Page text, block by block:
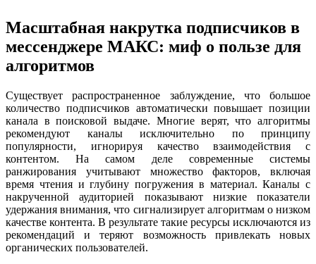
Масштабная накрутка подписчиков в
мессенджере МАКС: миф о пользе для
алгоритмов
Существует распространенное заблуждение, что большое
количество подписчиков автоматически повышает позиции
канала в поисковой выдаче. Многие верят, что алгоритмы
рекомендуют каналы исключительно по принципу
популярности, игнорируя качество взаимодействия с
контентом. На самом деле современные системы
ранжирования учитывают множество факторов, включая
время чтения и глубину погружения в материал. Каналы с
накрученной аудиторией показывают низкие показатели
удержания внимания, что сигнализирует алгоритмам о низком
качестве контента. В результате такие ресурсы исключаются из
рекомендаций и теряют возможность привлекать новых
органических пользователей.